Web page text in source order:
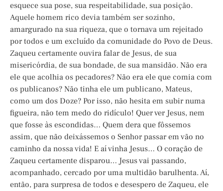
esquece sua pose, sua respeitabilidade, sua posição.
Aquele homem rico devia também ser sozinho,
amargurado na sua riqueza, que o tornava um rejeitado
por todos e um excluído da comunidade do Povo de Deus.
Zaqueu certamente ouvira falar de Jesus, de sua
misericórdia, de sua bondade, de sua mansidão. Não era
ele que acolhia os pecadores? Não era ele que comia com
os publicanos? Não tinha ele um publicano, Mateus,
como um dos Doze? Por isso, não hesita em subir numa
figueira, não tem medo do ridículo! Quer ver Jesus, nem
que fosse às escondidas… Quem dera que fôssemos
assim, que não deixássemos o Senhor passar em vão no
caminho da nossa vida! E aí vinha Jesus… O coração de
Zaqueu certamente disparou… Jesus vai passando,
acompanhado, cercado por uma multidão barulhenta. Aí,
então, para surpresa de todos e desespero de Zaqueu, ele